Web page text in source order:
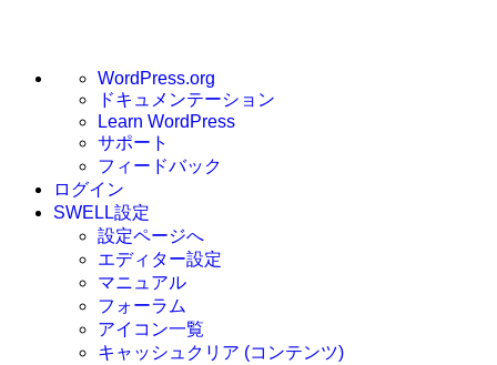
WordPress
WordPress.org
ドキュメンテーション
Learn WordPress
サポート
フィードバック
ログイン
SWELL設定
設定ページへ
エディター設定
マニュアル
フォーラム
アイコン一覧
キャッシュクリア (コンテンツ)